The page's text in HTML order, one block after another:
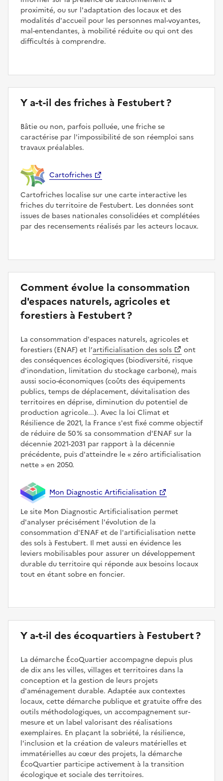
proximité, ou sur l'adaptation des locaux et des
modalités d'accueil pour les personnes mal-voyantes,
mal-entendantes, à mobilité réduite ou qui ont des
difficultés à comprendre.
Y a-t-il des friches à Festubert ?
Bâtie ou non, parfois polluée, une friche se
caractérise par l'impossibilité de son réemploi sans
travaux préalables.
Cartofriches
Cartofriches localise sur une carte interactive les
friches du territoire de Festubert. Les données sont
issues de bases nationales consolidées et complétées
par des recensements réalisés par les acteurs locaux.
Comment évolue la consommation
d'espaces naturels, agricoles et
forestiers à Festubert ?
La consommation d'espaces naturels, agricoles et
forestiers (ENAF) et l’artificialisation des sols
ont
des conséquences écologiques (biodiversité, risque
d'inondation, limitation du stockage carbone), mais
aussi socio-économiques (coûts des équipements
publics, temps de déplacement, dévitalisation des
territoires en déprise, diminution du potentiel de
production agricole...). Avec la loi Climat et
Résilience de 2021, la France s'est fixé comme objectif
de réduire de 50 % sa consommation d'ENAF sur la
décennie 2021-2031 par rapport à la décennie
précédente, puis d'atteindre le
zéro artificialisation
nette
en 2050.
Mon Diagnostic Artificialisation
Le site Mon Diagnostic Artificialisation permet
d'analyser précisément l'évolution de la
consommation d'ENAF et de l'artificialisation nette
des sols à Festubert. Il met aussi en évidence les
leviers mobilisables pour assurer un développement
durable du territoire qui réponde aux besoins locaux
tout en étant sobre en foncier.
Y a-t-il des écoquartiers à Festubert ?
La démarche ÉcoQuartier accompagne depuis plus
de dix ans les villes, villages et territoires dans la
conception et la gestion de leurs projets
d'aménagement durable. Adaptée aux contextes
locaux, cette démarche publique et gratuite offre des
outils méthodologiques, un accompagnement sur-
mesure et un label valorisant des réalisations
exemplaires. En plaçant la sobriété, la résilience,
l'inclusion et la création de valeurs matérielles et
immatérielles au cœur des projets, la démarche
ÉcoQuartier participe activement à la transition
écologique et sociale des territoires.